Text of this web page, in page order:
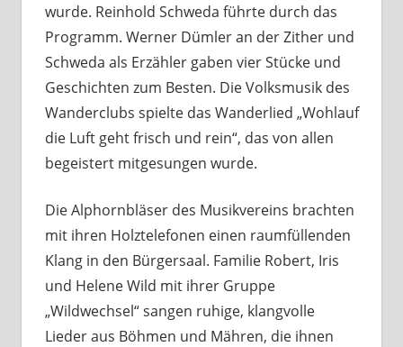
wurde. Reinhold Schweda führte durch das
Programm. Werner Dümler an der Zither und
Schweda als Erzähler gaben vier Stücke und
Geschichten zum Besten. Die Volksmusik des
Wanderclubs spielte das Wanderlied „Wohlauf
die Luft geht frisch und rein“, das von allen
begeistert mitgesungen wurde.
Die Alphornbläser des Musikvereins brachten
mit ihren Holztelefonen einen raumfüllenden
Klang in den Bürgersaal. Familie Robert, Iris
und Helene Wild mit ihrer Gruppe
„Wildwechsel“ sangen ruhige, klangvolle
Lieder aus Böhmen und Mähren, die ihnen